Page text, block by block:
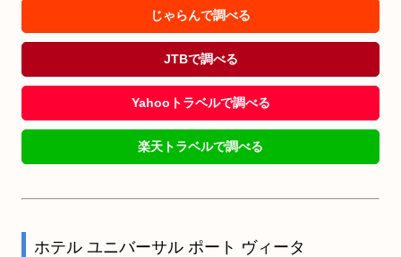
じゃらんで調べる
JTBで調べる
Yahooトラベルで調べる
楽天トラベルで調べる
ホテル ユニバーサル ポート ヴィータ